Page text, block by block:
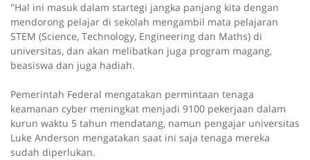
"Hal ini masuk dalam startegi jangka panjang kita dengan
mendorong pelajar di sekolah mengambil mata pelajaran
STEM (Science, Technology, Engineering dan Maths) di
universitas, dan akan melibatkan juga program magang,
beasiswa dan juga hadiah.
Pemerintah Federal mengatakan permintaan tenaga
keamanan cyber meningkat menjadi 9100 pekerjaan dalam
kurun waktu 5 tahun mendatang, namun pengajar universitas
Luke Anderson mengatakan saat ini saja tenaga mereka
sudah diperlukan.